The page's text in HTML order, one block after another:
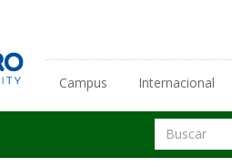
Enlaces
secundarios
Campus Internacional
Buscar
Buscar